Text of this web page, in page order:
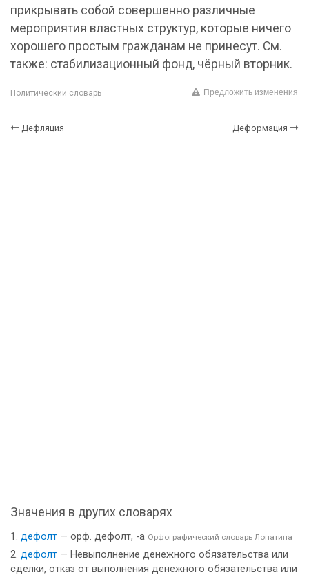
прикрывать собой совершенно различные
мероприятия властных структур, которые ничего
хорошего простым гражданам не принесут. См.
также: стабилизационный фонд, чёрный вторник.
Политический словарь Предложить изменения
Дефляция Деформация
Значения в других словарях
дефолт — орф. дефолт, -а Орфографический словарь Лопатина
дефолт — Невыполнение денежного обязательства или
сделки, отказ от выполнения денежного обязательства или